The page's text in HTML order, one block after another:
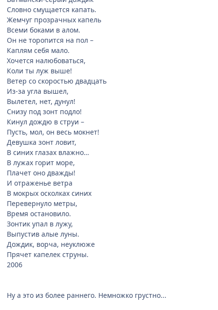
Словно смущается капать.
Жемчуг прозрачных капель
Всеми боками в алом.
Он не торопится на пол –
Каплям себя мало.
Хочется налюбоваться,
Коли ты луж выше!
Ветер со скоростью двадцать
Из-за угла вышел,
Вылетел, нет, дунул!
Снизу под зонт подло!
Кинул дождю в струи –
Пусть, мол, он весь мокнет!
Девушка зонт ловит,
В синих глазах влажно…
В лужах горит море,
Плачет оно дважды!
И отраженье ветра
В мокрых осколках синих
Перевернуло метры,
Время остановило.
Зонтик упал в лужу,
Выпустив алые луны.
Дождик, ворча, неуклюже
Прячет капелек струны.
2006
Ну а это из более раннего. Немножко грустно...